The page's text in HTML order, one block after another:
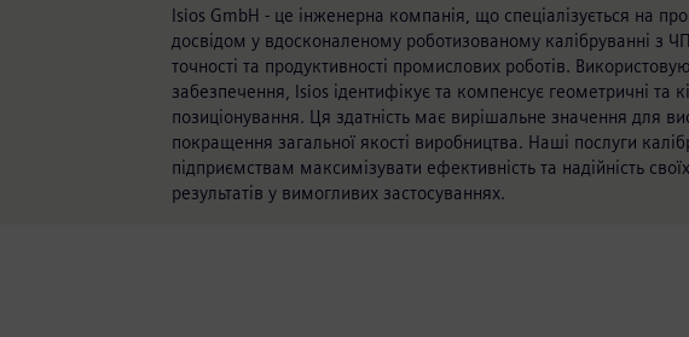
Isios GmbH - це інженерна компанія, що спеціалізується на
досвідом у вдосконаленому роботизованому калібруванні з
точності та продуктивності промислових роботів.
забезпечення, Isios ідентифікує та компенсує геометричні
позиціонування. Ця здатність має вирішальне значення для
покращення загальної якості виробництва. Наші послуги
підприємствам максимізувати ефективність та надійність
результатів у вимогливих застосуваннях.